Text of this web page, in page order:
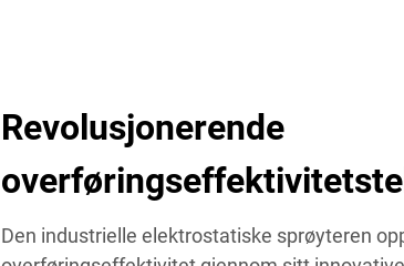
Revolusjonerende
Den industrielle elektrostatiske sprøyteren